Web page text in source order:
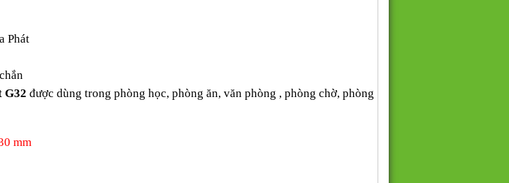
Phát
G32 được dùng trong phòng học, phòng ăn, văn phòng , phòng chờ, phòng
mm